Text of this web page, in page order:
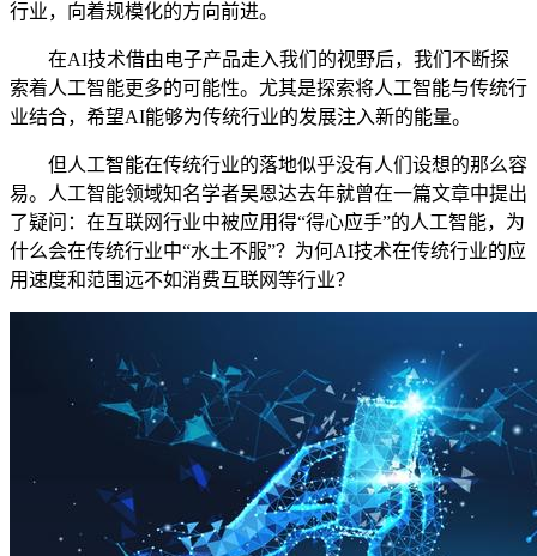
行业，向着规模化的方向前进。
在AI技术借由电子产品走入我们的视野后，我们不断探
索着人工智能更多的可能性。尤其是探索将人工智能与传统行
业结合，希望AI能够为传统行业的发展注入新的能量。
但人工智能在传统行业的落地似乎没有人们设想的那么容
易。人工智能领域知名学者吴恩达去年就曾在一篇文章中提出
了疑问：在互联网行业中被应用得“得心应手”的人工智能，为
什么会在传统行业中“水土不服”？为何AI技术在传统行业的应
用速度和范围远不如消费互联网等行业？